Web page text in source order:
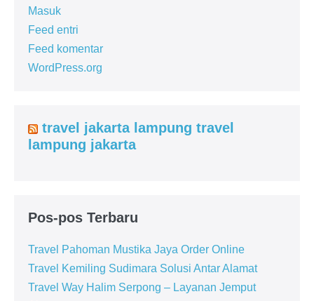
Masuk
Feed entri
Feed komentar
WordPress.org
travel jakarta lampung travel
lampung jakarta
Pos-pos Terbaru
Travel Pahoman Mustika Jaya Order Online
Travel Kemiling Sudimara Solusi Antar Alamat
Travel Way Halim Serpong – Layanan Jemput